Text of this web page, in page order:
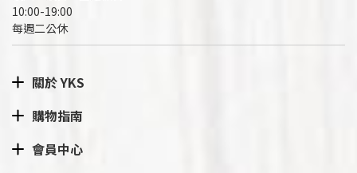
10:00-19:00
每週二公休
關於 YKS
購物指南
會員中心